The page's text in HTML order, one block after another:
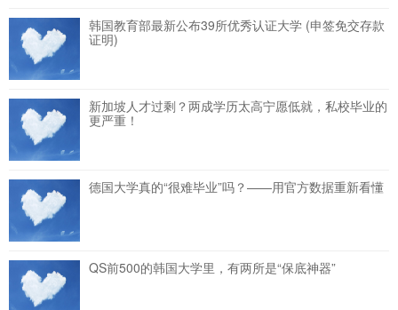
韩国教育部最新公布39所优秀认证大学 (申签免交存款
证明)
新加坡人才过剩？两成学历太高宁愿低就，私校毕业的
更严重！
德国大学真的“很难毕业”吗？——用官方数据重新看懂
QS前500的韩国大学里，有两所是“保底神器”